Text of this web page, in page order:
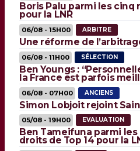
Boris Palu parmi les cinq
pour la LNR
06/08 - 15H00 ARBITRE
Une réforme de
06/08 - 11H00 SÉLECTION
Ben Youngs :
la France est parfois
06/08 - 07H00 ANCIENS
Simon Lobjoit rejoint
05/08 - 19H00 EVALUATION
Ben Tameifuna parmi
droits de Top 14 pour la